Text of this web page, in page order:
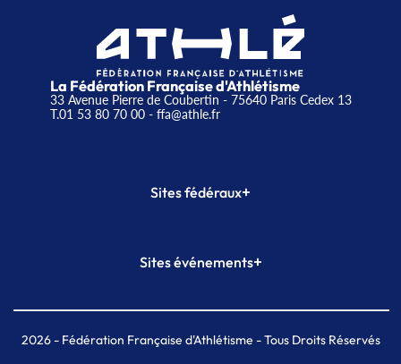
La Fédération Française d'Athlétisme
33 Avenue Pierre de Coubertin - 75640 Paris Cedex 13
T.01 53 80 70 00- ffa@athle.fr
Sites fédéraux+
Plateforme Formation
Sites événements+
Meeting de Paris indoor
MAIF Ekiden de Paris
2026- Fédération Française d'Athlétisme - Tous Droits Réservés